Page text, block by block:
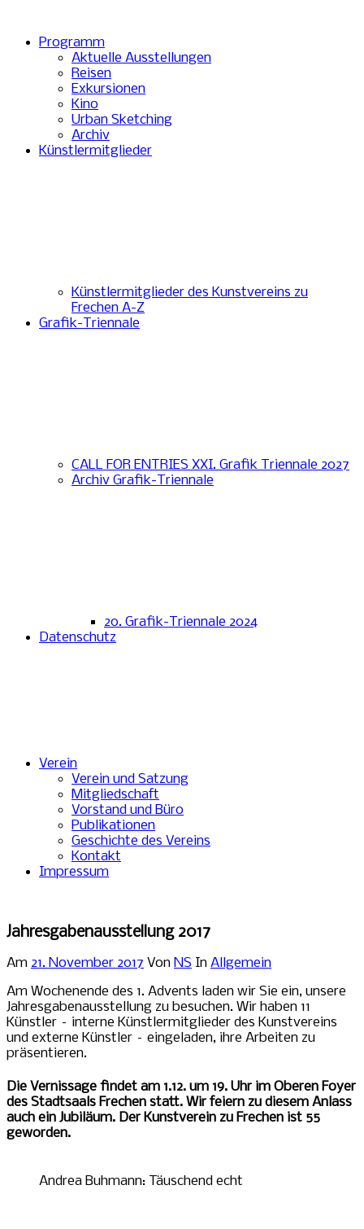
Programm
Aktuelle Ausstellungen
Reisen
Exkursionen
Kino
Urban Sketching
Archiv
Künstlermitglieder
Künstlermitglieder des Kunstvereins zu
Frechen A-Z
Grafik-Triennale
CALL FOR ENTRIES XXI. Grafik Triennale 2027
Archiv Grafik-Triennale
20. Grafik-Triennale 2024
Datenschutz
Verein
Verein und Satzung
Mitgliedschaft
Vorstand und Büro
Publikationen
Geschichte des Vereins
Kontakt
Impressum
Jahresgabenausstellung 2017
Am 21. November 2017 Von NS In Allgemein
Am Wochenende des 1. Advents laden wir Sie ein, unsere
Jahresgabenausstellung zu besuchen. Wir haben 11
Künstler – interne Künstlermitglieder des Kunstvereins
und externe Künstler – eingeladen, ihre Arbeiten zu
präsentieren.
Die Vernissage findet am 1.12. um 19. Uhr im Oberen Foyer
des Stadtsaals Frechen statt. Wir feiern zu diesem Anlass
auch ein Jubiläum. Der Kunstverein zu Frechen ist 55
geworden.
Andrea Buhmann: Täuschend echt